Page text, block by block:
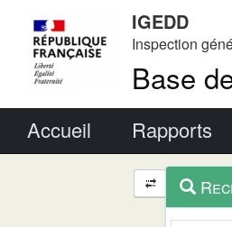
IGEDD
Inspection
Base
Accueil Rapports
et
outils